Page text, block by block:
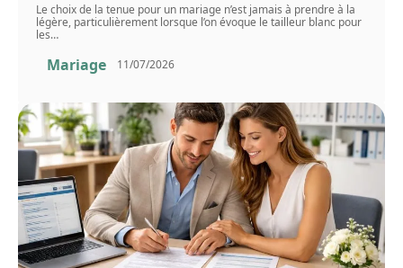
Le choix de la tenue pour un mariage n’est jamais à prendre à la
légère, particulièrement lorsque l’on évoque le tailleur blanc pour
les…
Mariage 11/07/2026